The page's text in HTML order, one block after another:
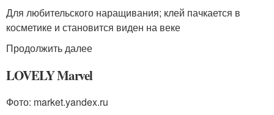
Для любительского наращивания; клей пачкается в
косметике и становится виден на веке
Продолжить далее
LOVELY Marvel
Фото: market.yandex.ru